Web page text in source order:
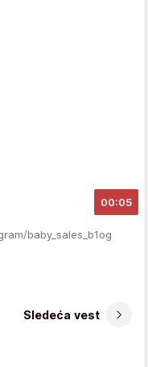
00:05
baby_sales_b1og
Sledeća vest